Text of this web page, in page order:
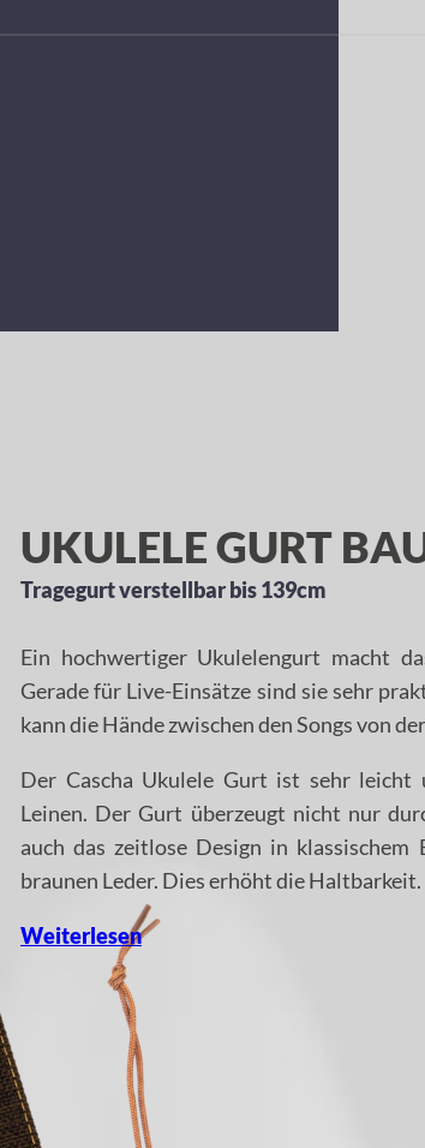
UKULELE GURT
Tragegurt verstellbar bis 139cm
Ein hochwertiger Ukulelengurt macht
Gerade für Live-Einsätze sind sie sehr
kann die Hände zwischen den Songs von
Der Cascha Ukulele Gurt ist sehr
Leinen. Der Gurt überzeugt nicht nur
auch das zeitlose Design in klassischem
braunen Leder. Dies erhöht die Haltbarkeit.
Weiterlesen